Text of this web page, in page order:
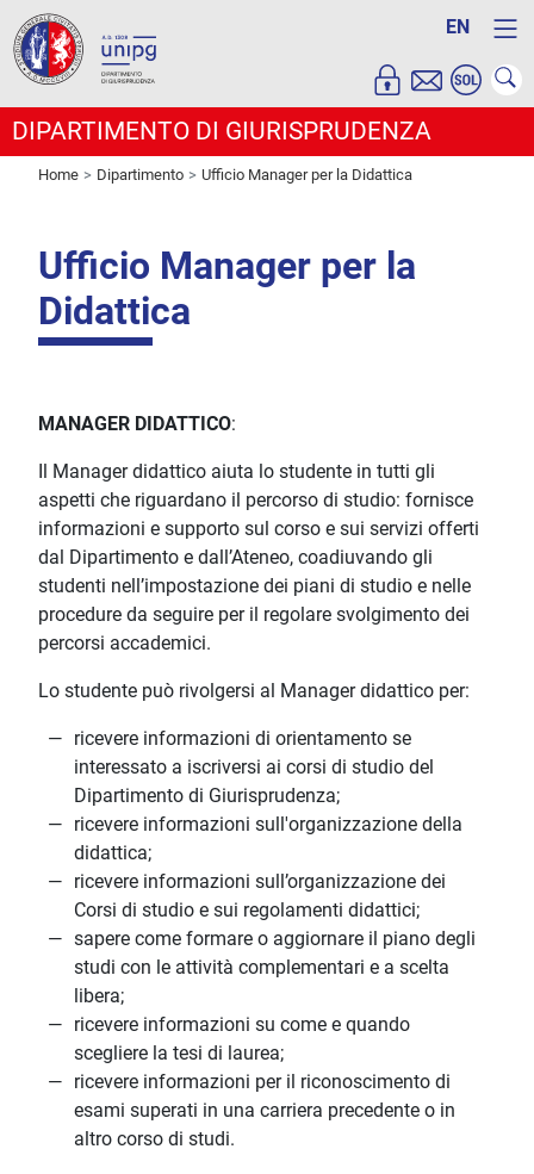
EN
DIPARTIMENTO DI GIURISPRUDENZA
Home Dipartimento Ufficio Manager per la Didattica
Ufficio Manager per la
Didattica
MANAGER DIDATTICO:
Il Manager didattico aiuta lo studente in tutti gli
aspetti che riguardano il percorso di studio: fornisce
informazioni e supporto sul corso e sui servizi offerti
dal Dipartimento e dall’Ateneo, coadiuvando gli
studenti nell’impostazione dei piani di studio e nelle
procedure da seguire per il regolare svolgimento dei
percorsi accademici.
Lo studente può rivolgersi al Manager didattico per:
ricevere informazioni di orientamento se
interessato a iscriversi ai corsi di studio del
Dipartimento di Giurisprudenza;
ricevere informazioni sull'organizzazione della
didattica;
ricevere informazioni sull’organizzazione dei
Corsi di studio e sui regolamenti didattici;
sapere come formare o aggiornare il piano degli
studi con le attività complementari e a scelta
libera;
ricevere informazioni su come e quando
scegliere la tesi di laurea;
ricevere informazioni per il riconoscimento di
esami superati in una carriera precedente o in
altro corso di studi.